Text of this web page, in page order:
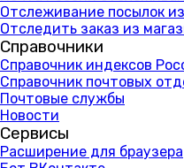
Отслеживание посылок
Отследить заказ из
Справочники
Справочник индексов
Справочник почтовых
Почтовые службы
Новости
Сервисы
Расширение для браузера